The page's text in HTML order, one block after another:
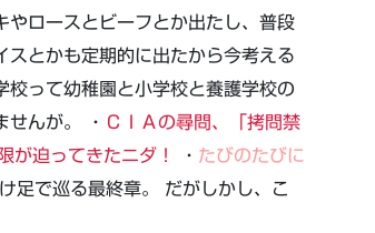
やロースとビーフとか出たし、普段
スとかも定期的に出たから今考える
校って幼稚園と小学校と養護学校の
せんが。 ・ ＣＩＡの尋問、「拷問禁
が迫ってきたニダ！ ・ たびのたびに
足で巡る最終章。 だがしかし、こ